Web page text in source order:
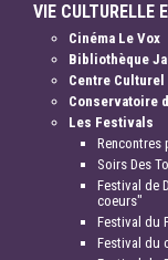
VIE CULTURELLE
Cinéma Le Vox
Bibliothèque
Centre Culturel
Conservatoire
Les Festivals
Rencontres
Soirs Des
Festival de
coeurs"
Festival du
Festival du